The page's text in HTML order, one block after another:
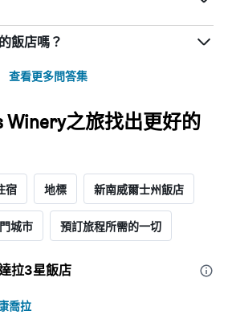
飯店嗎？
查看更多問答集
Winery之旅找出更好的
宿 地標 新南威爾士州飯店
城市 預訂旅程所需的一切
拉3星​飯店
喬拉